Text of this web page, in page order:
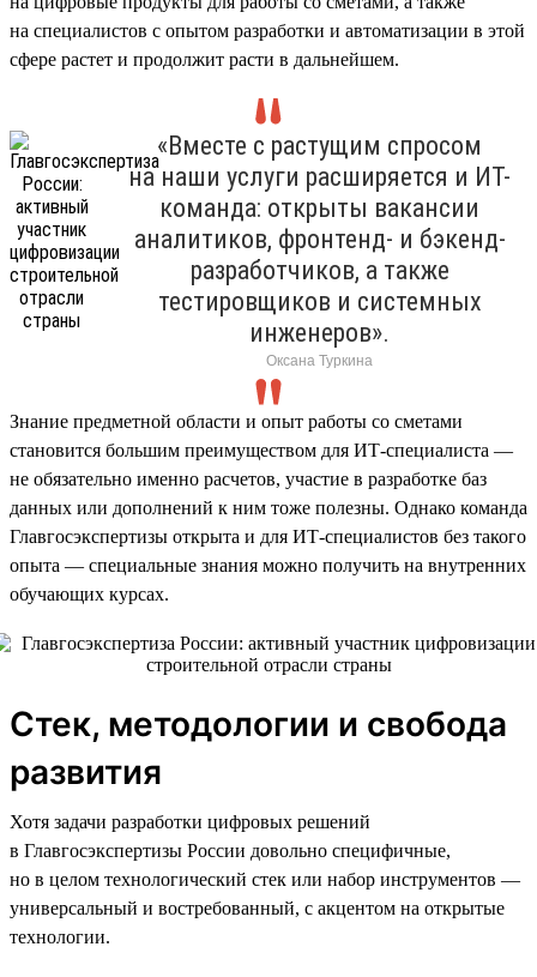
на специалистов с опытом разработки и автоматизации в этой
сфере растет и продолжит расти в дальнейшем.
«Вместе с растущим спросом
на наши услуги расширяется и ИТ-
команда: открыты вакансии
аналитиков, фронтенд- и бэкенд-
разработчиков, а также
тестировщиков и системных
инженеров».
Оксана Туркина
Знание предметной области и опыт работы со сметами
становится большим преимуществом для ИТ-специалиста —
не обязательно именно расчетов, участие в разработке баз
данных или дополнений к ним тоже полезны. Однако команда
Главгосэкспертизы открыта и для ИТ-специалистов без такого
опыта — специальные знания можно получить на внутренних
обучающих курсах.
Стек, методологии и свобода
развития
Хотя задачи разработки цифровых решений
в Главгосэкспертизы России довольно специфичные,
но в целом технологический стек или набор инструментов —
универсальный и востребованный, с акцентом на открытые
технологии.